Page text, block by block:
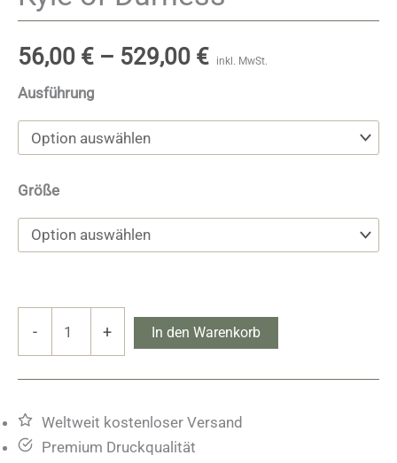
56,00 € – 529,00 € inkl. MwSt.
Ausführung
Größe
- + In den Warenkorb
Weltweit kostenloser Versand
Premium Druckqualität